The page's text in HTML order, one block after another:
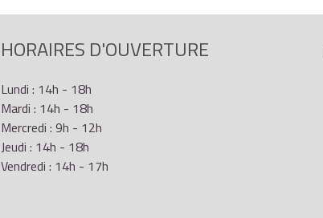
HORAIRES D'OUVERTURE
Lundi : 14h - 18h
Mardi : 14h - 18h
Mercredi : 9h - 12h
Jeudi : 14h - 18h
Vendredi : 14h - 17h